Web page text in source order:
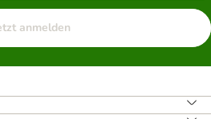
anmelden